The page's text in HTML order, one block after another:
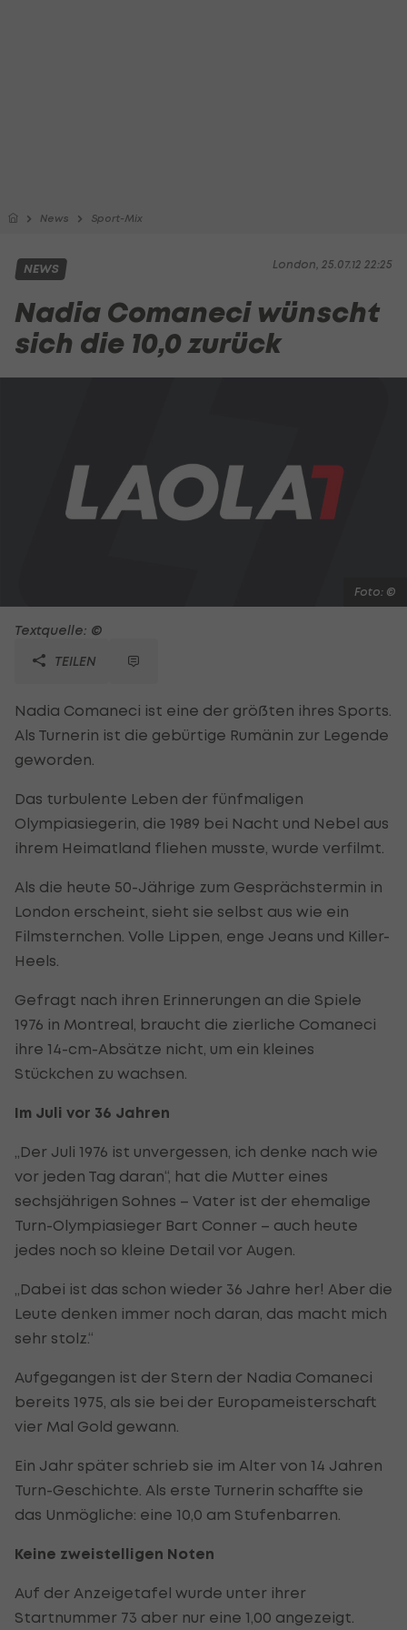
News Sport-Mix
London, 25.07.12 22:25
NEWS
Nadia Comaneci wünscht
sich die 10,0 zurück
Foto: ©
Textquelle: ©
TEILEN
Nadia Comaneci ist eine der größten ihres Sports.
Als Turnerin ist die gebürtige Rumänin zur Legende
geworden.
Das turbulente Leben der fünfmaligen
Olympiasiegerin, die 1989 bei Nacht und Nebel aus
ihrem Heimatland fliehen musste, wurde verfilmt.
Als die heute 50-Jährige zum Gesprächstermin in
London erscheint, sieht sie selbst aus wie ein
Filmsternchen. Volle Lippen, enge Jeans und Killer-
Heels.
Gefragt nach ihren Erinnerungen an die Spiele
1976 in Montreal, braucht die zierliche Comaneci
ihre 14-cm-Absätze nicht, um ein kleines
Stückchen zu wachsen.
Im Juli vor 36 Jahren
„Der Juli 1976 ist unvergessen, ich denke nach wie
vor jeden Tag daran“, hat die Mutter eines
sechsjährigen Sohnes – Vater ist der ehemalige
Turn-Olympiasieger Bart Conner – auch heute
jedes noch so kleine Detail vor Augen.
„Dabei ist das schon wieder 36 Jahre her! Aber die
Leute denken immer noch daran, das macht mich
sehr stolz.“
Aufgegangen ist der Stern der Nadia Comaneci
bereits 1975, als sie bei der Europameisterschaft
vier Mal Gold gewann.
Ein Jahr später schrieb sie im Alter von 14 Jahren
Turn-Geschichte. Als erste Turnerin schaffte sie
das Unmögliche: eine 10,0 am Stufenbarren.
Keine zweistelligen Noten
Auf der Anzeigetafel wurde unter ihrer
Startnummer 73 aber nur eine 1,00 angezeigt.